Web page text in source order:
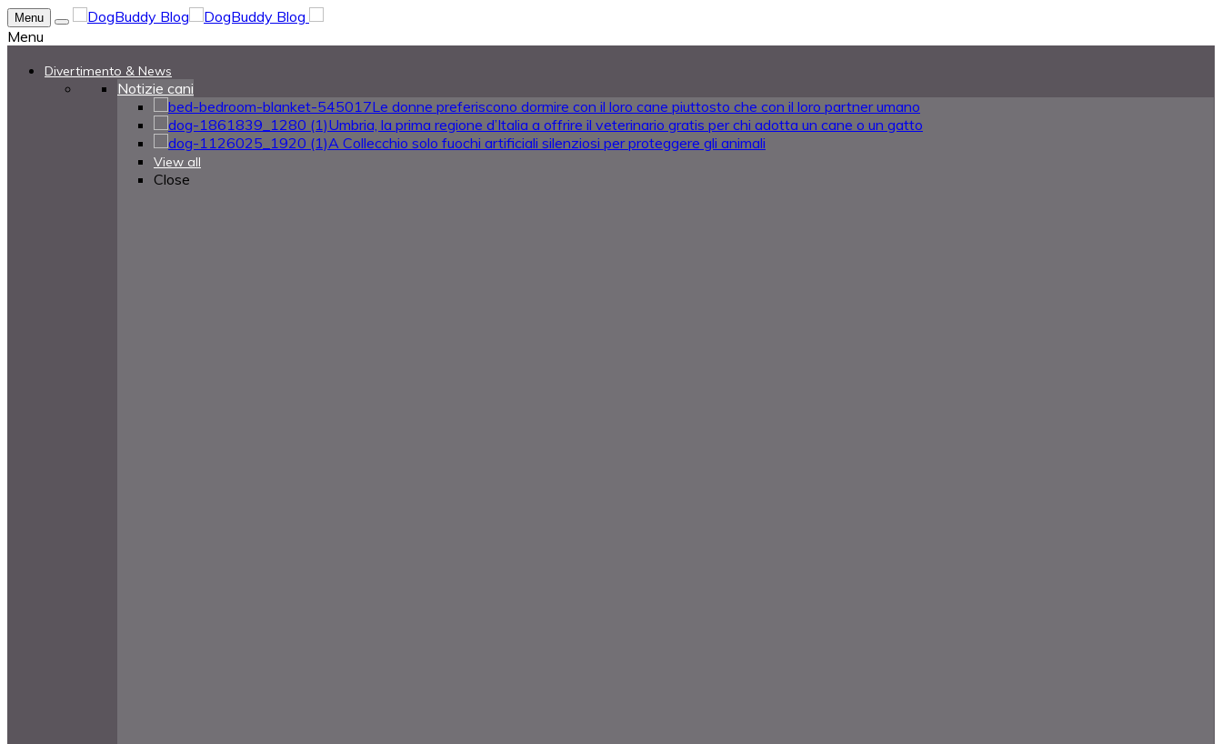
Menu
Menu
Divertimento & News
Notizie cani
Le donne preferiscono dormire con il loro cane piuttosto che con il loro partner umano
Umbria, la prima regione d’Italia a offrire il veterinario gratis per chi adotta un cane o un gatto
A Collecchio solo fuochi artificiali silenziosi per proteggere gli animali
View all
Close